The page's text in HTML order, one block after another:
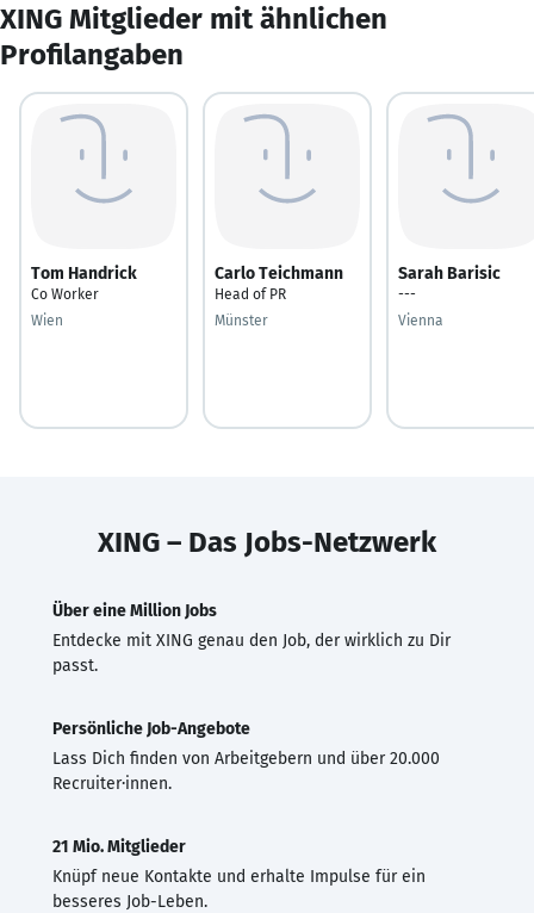
XING Mitglieder mit ähnlichen
Profilangaben
Tom Handrick
Co Worker
Wien
Carlo Teichmann
Head of PR
Münster
Sarah Barisic
---
Vienna
XING – Das Jobs-Netzwerk
Über eine Million Jobs
Entdecke mit XING genau den Job, der wirklich zu Dir
passt.
Persönliche Job-Angebote
Lass Dich finden von Arbeitgebern und über 20.000
Recruiter·innen.
21 Mio. Mitglieder
Knüpf neue Kontakte und erhalte Impulse für ein
besseres Job-Leben.